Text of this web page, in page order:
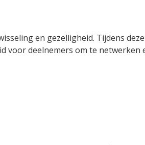
en gezelligheid. Tijdens
voor deelnemers om te netwerken